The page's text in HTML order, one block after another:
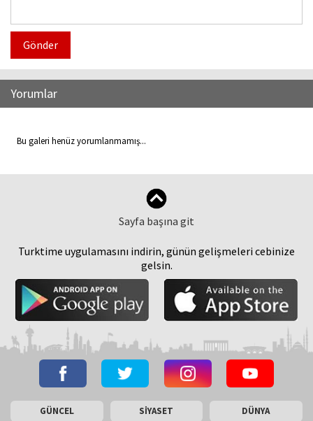
Gönder
Yorumlar
Bu galeri henüz yorumlanmamış...
Sayfa başına git
Turktime uygulamasını indirin, günün gelişmeleri cebinize
gelsin.
GÜNCEL SİYASET DÜNYA